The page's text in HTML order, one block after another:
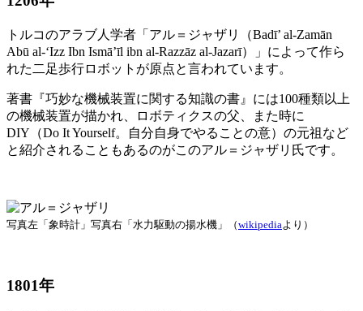
トルコのアラブ人学者「アル＝ジャザリ（Badī’ al-Zamān
Abū al-‘Izz Ibn Ismā’īl ibn al-Razzāz al-Jazarī）」によって作ら
れた二足歩行ロボットが原点と言われています。
著書『巧妙な機械装置に関する知識の書』には100種類以上
の機械装置が描かれ、ロボティクスの父、また時に
DIY（Do It Yourself。自分自身でやることの意）の元祖など
と紹介されることもあるのがこのアル＝ジャザリ氏です。
写真左「象時計」写真右「水力駆動の揚水機」（wikipedia より）
1801年